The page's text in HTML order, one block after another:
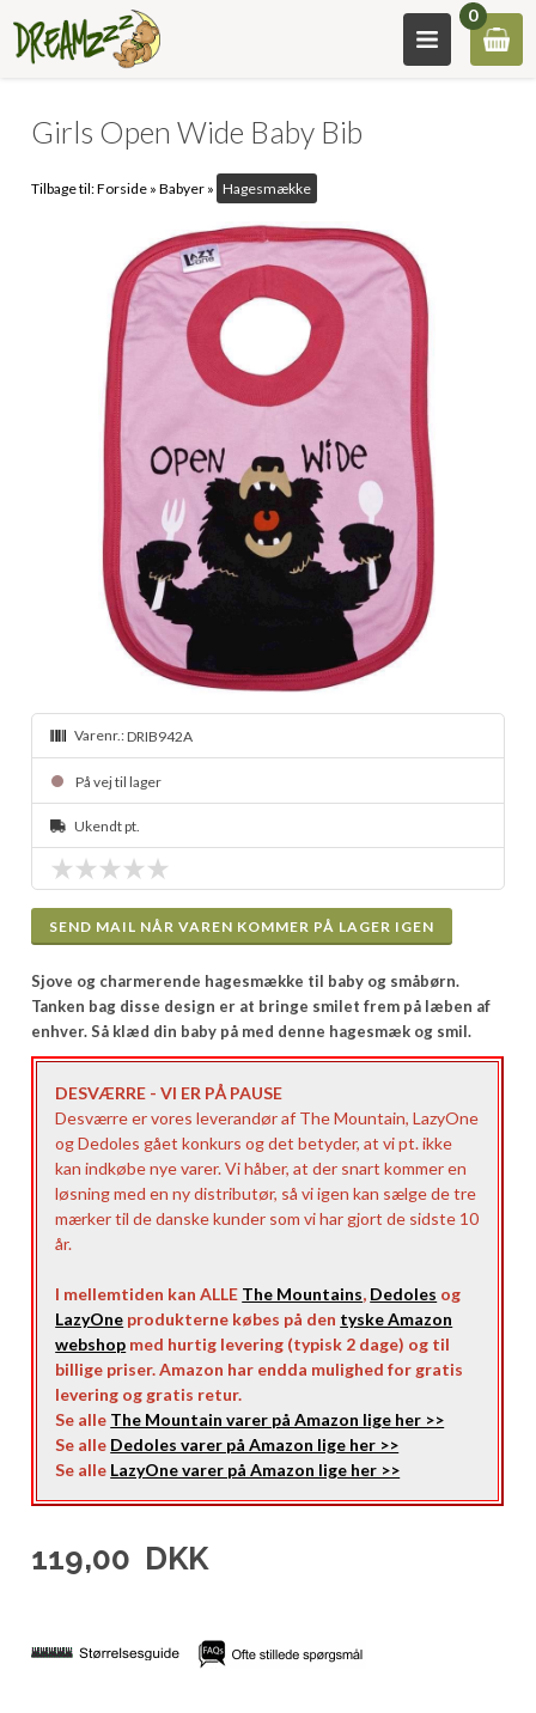
0
Girls Open Wide Baby Bib
Tilbage til:Forside »Babyer » Hagesmække
Varenr.:DRIB942A
På vej til lager
Ukendt pt.
SEND MAIL NÅR VAREN KOMMER PÅ LAGER IGEN
Sjove og charmerende hagesmække til baby og småbørn.
Tanken bag disse design er at bringe smilet frem på læben af
enhver. Så klæd din baby på med denne hagesmæk og smil.
DESVÆRRE - VI ER PÅ PAUSE
Desværre er vores leverandør af The Mountain, LazyOne
og Dedoles gået konkurs og det betyder, at vi pt. ikke
kan indkøbe nye varer. Vi håber, at der snart kommer en
løsning med en ny distributør, så vi igen kan sælge de tre
mærker til de danske kunder som vi har gjort de sidste 10
år.
I mellemtiden kan ALLE The Mountains, Dedoles og
LazyOne produkterne købes på den tyske Amazon
webshop med hurtig levering (typisk 2 dage) og til
billige priser. Amazon har endda mulighed for gratis
levering og gratis retur.
Se alle The Mountain varer på Amazon lige her >>
Se alle Dedoles varer på Amazon lige her >>
Se alle LazyOne varer på Amazon lige her >>
119,00 DKK